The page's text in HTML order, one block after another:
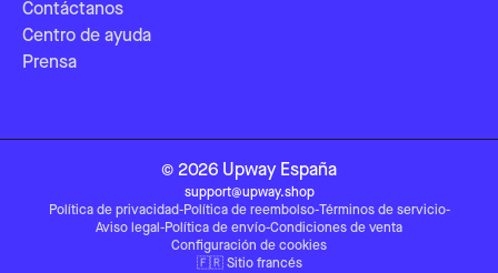
Contáctanos
Centro de ayuda
Prensa
© 2026 Upway España
support@upway.shop
Política de privacidad-Política de reembolso-Términos de servicio-
Aviso legal -Política de envío-Condiciones de venta
Configuración de cookies
🇫🇷 Sitio francés